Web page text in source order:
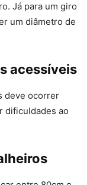
Já para um giro
um diâmetro de
acessíveis
deve ocorrer
dificuldades ao